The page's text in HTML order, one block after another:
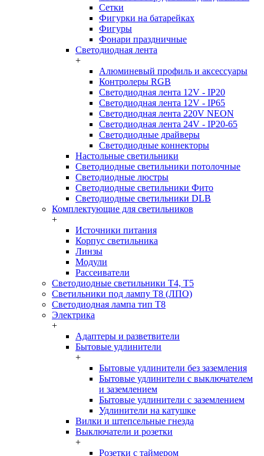
Сетки
Фигурки на батарейках
Фигуры
Фонари праздничные
Светодиодная лента
+
Алюминевый профиль и аксессуары
Контролеры RGB
Светодиодная лента 12V - IP20
Светодиодная лента 12V - IP65
Светодиодная лента 220V NEON
Светодиодная лента 24V - IP20-65
Светодиодные драйверы
Светодиодные коннекторы
Настольные светильники
Светодиодные светильники потолочные
Светодиодные люстры
Светодиодные светильники Фито
Светодиодные светильники DLB
Комплектующие для светильников
+
Источники питания
Корпус светильника
Линзы
Модули
Рассеиватели
Светодиодные светильники T4, T5
Светильники под лампу Т8 (ЛПО)
Светодиодная лампа тип T8
Электрика
+
Адаптеры и разветвители
Бытовые удлинители
+
Бытовые удлинители без заземления
Бытовые удлинители с выключателем
и заземлением
Бытовые удлинители с заземлением
Удлинители на катушке
Вилки и штепсельные гнезда
Выключатели и розетки
+
Розетки с таймером